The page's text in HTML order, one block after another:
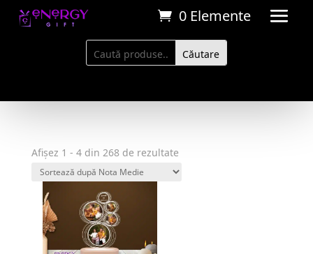
0 Elemente
Realizare Comanda Livrare
Afișez 1 - 4 din 268 de rezultateSortat
după